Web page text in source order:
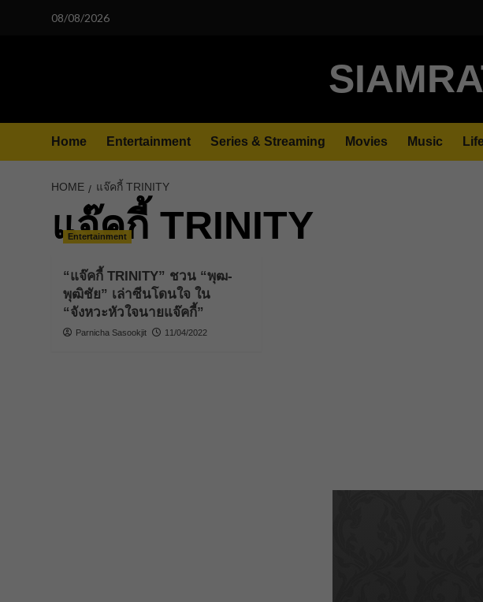
08/08/2026
Home Entertainment Series & Streaming Movies Music
HOME แจ๊คกี้ TRINITY
แจ๊คกี้ TRINITY
Entertainment
“แจ๊คกี้ TRINITY” ชวน “พุฒ-
พุฒิชัย” เล่าซีนโดนใจ ใน
“จังหวะหัวใจนายแจ๊คกี้”
Parnicha Sasookjit 11/04/2022